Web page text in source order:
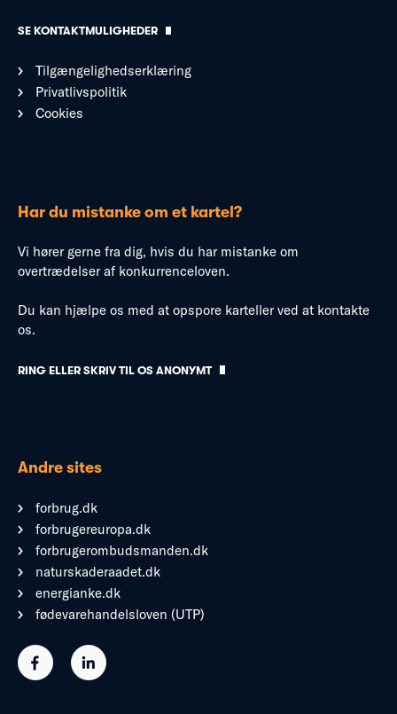
SE KONTAKTMULIGHEDER
Tilgængelighedserklæring
Privatlivspolitik
Cookies
Har du mistanke om et kartel?
Vi hører gerne fra dig, hvis du har mistanke om
overtrædelser af konkurrenceloven.
Du kan hjælpe os med at opspore karteller ved at kontakte
os.
RING ELLER SKRIV TIL OS ANONYMT
Andre sites
forbrug.dk
forbrugereuropa.dk
forbrugerombudsmanden.dk
naturskaderaadet.dk
energianke.dk
fødevarehandelsloven (UTP)